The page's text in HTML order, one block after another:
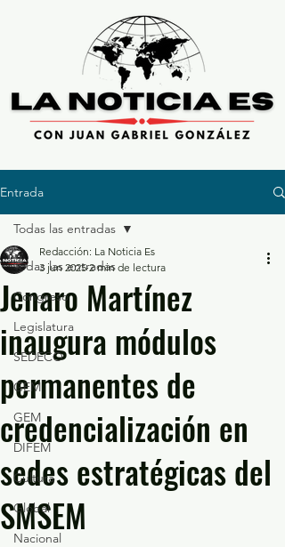
Entrada
Todas las entradas
Congreso
Legislatura
SEDECO
GEM
GEM
DIFEM
Cultura
Global
Nacional
Todas las entradas
Jenaro Martínez
inaugura módulos
permanentes de
credencialización en
sedes estratégicas del
SMSEM
Redacción: La Noticia Es
3 jun 2025 2 min de lectura